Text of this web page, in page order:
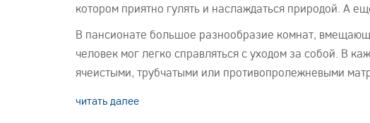
котором приятно гулять и наслаждаться природой. А
В пансионате большое разнообразие комнат,
человек мог легко справляться с уходом за собой. В
ячеистыми, трубчатыми или противопролежневыми
читать далее